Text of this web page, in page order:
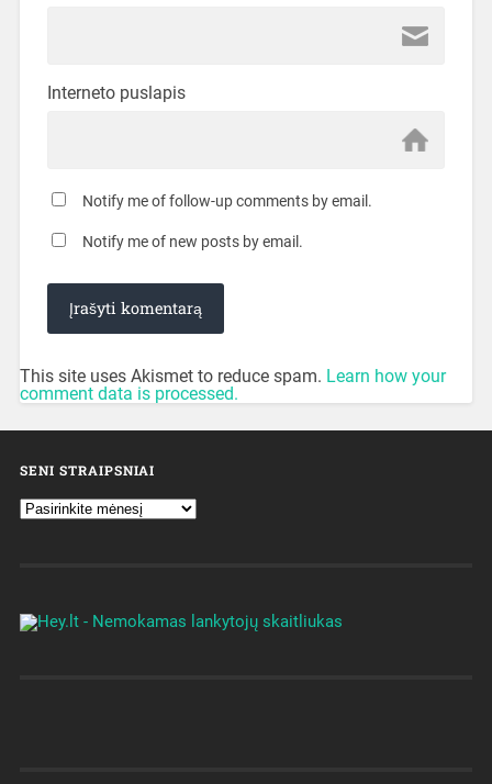
Interneto puslapis
Notify me of follow-up comments by email.
Notify me of new posts by email.
This site uses Akismet to reduce spam. Learn how your
comment data is processed.
SENI STRAIPSNIAI